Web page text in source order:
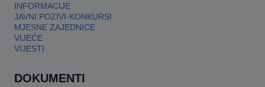
INFORMACIJE
JAVNI POZIVI-KONKURSI
MJESNE ZAJEDNICE
VIJEĆE
VIJESTI
DOKUMENTI